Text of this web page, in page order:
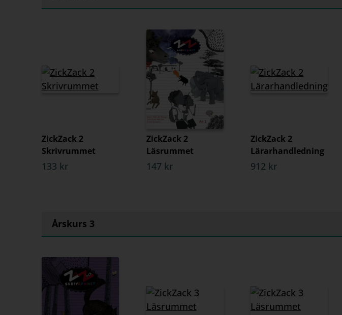
ZickZack 2
Skrivrummet
133 kr
ZickZack 2
Läsrummet
147 kr
ZickZack 2
Lärarhandledning
912 kr
Årskurs 3